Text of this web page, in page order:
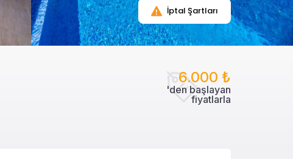
İptal Şartları
6.000 ₺
'den başlayan
fiyatlarla